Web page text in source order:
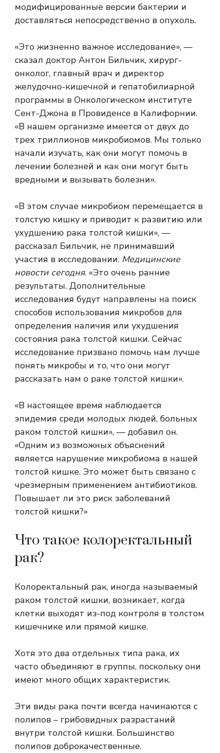
модифицированные версии бактерии и
доставляться непосредственно в опухоль.
«Это жизненно важное исследование», —
сказал доктор Антон Бильчик, хирург-
онколог, главный врач и директор
желудочно-кишечной и гепатобилиарной
программы в Онкологическом институте
Сент-Джона в Провиденсе в Калифорнии.
«В нашем организме имеется от двух до
трех триллионов микробиомов. Мы только
начали изучать, как они могут помочь в
лечении болезней и как они могут быть
вредными и вызывать болезни».
«В этом случае микробиом перемещается в
толстую кишку и приводит к развитию или
ухудшению рака толстой кишки», —
рассказал Бильчик, не принимавший
участия в исследовании. Медицинские
новости сегодня. «Это очень ранние
результаты. Дополнительные
исследования будут направлены на поиск
способов использования микробов для
определения наличия или ухудшения
состояния рака толстой кишки. Сейчас
исследование призвано помочь нам лучше
понять микробы и то, что они могут
рассказать нам о раке толстой кишки».
«В настоящее время наблюдается
эпидемия среди молодых людей, больных
раком толстой кишки», — добавил он.
«Одним из возможных объяснений
является нарушение микробиома в нашей
толстой кишке. Это может быть связано с
чрезмерным применением антибиотиков.
Повышает ли это риск заболеваний
толстой кишки?»
Что такое колоректальный
рак?
Колоректальный рак, иногда называемый
раком толстой кишки, возникает, когда
клетки выходят из-под контроля в толстом
кишечнике или прямой кишке.
Хотя это два отдельных типа рака, их
часто объединяют в группы, поскольку они
имеют много общих характеристик.
Эти виды рака почти всегда начинаются с
полипов – грибовидных разрастаний
внутри толстой кишки. Большинство
полипов доброкачественные.